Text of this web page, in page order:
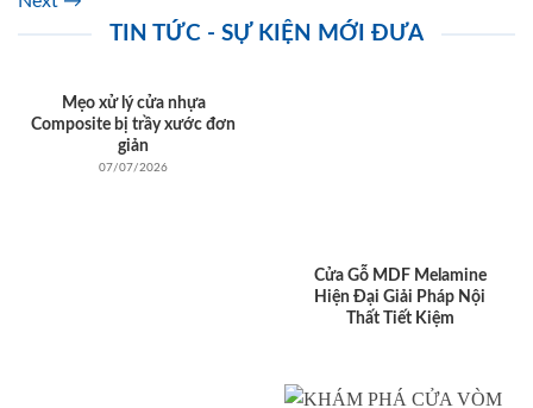
TIN TỨC - SỰ KIỆN MỚI ĐƯA
Mẹo xử lý cửa nhựa
Composite bị trầy xước đơn
giản
07/07/2026
Cửa Gỗ MDF Melamine
Hiện Đại Giải Pháp Nội
Thất Tiết Kiệm